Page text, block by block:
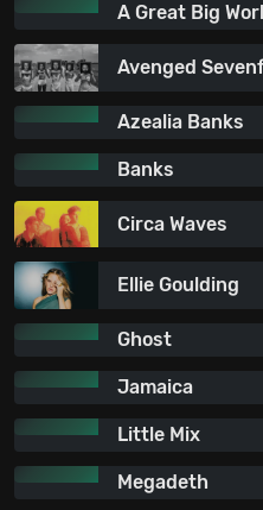
A Great Big
Avenged
Azealia Banks
Banks
Circa Waves
Ellie Goulding
Ghost
Jamaica
Little Mix
Megadeth